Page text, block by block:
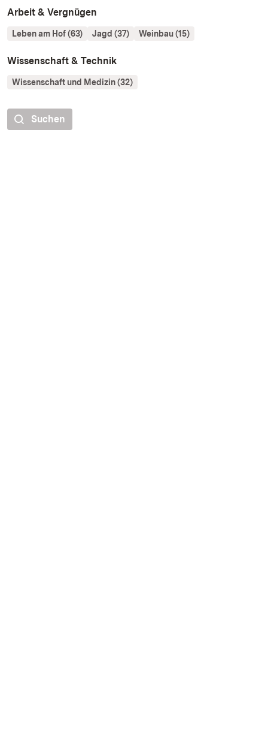
Arbeit & Vergnügen
Leben am Hof (63) Jagd (37) Weinbau (15)
Wissenschaft & Technik
Wissenschaft und Medizin (32)
Suchen